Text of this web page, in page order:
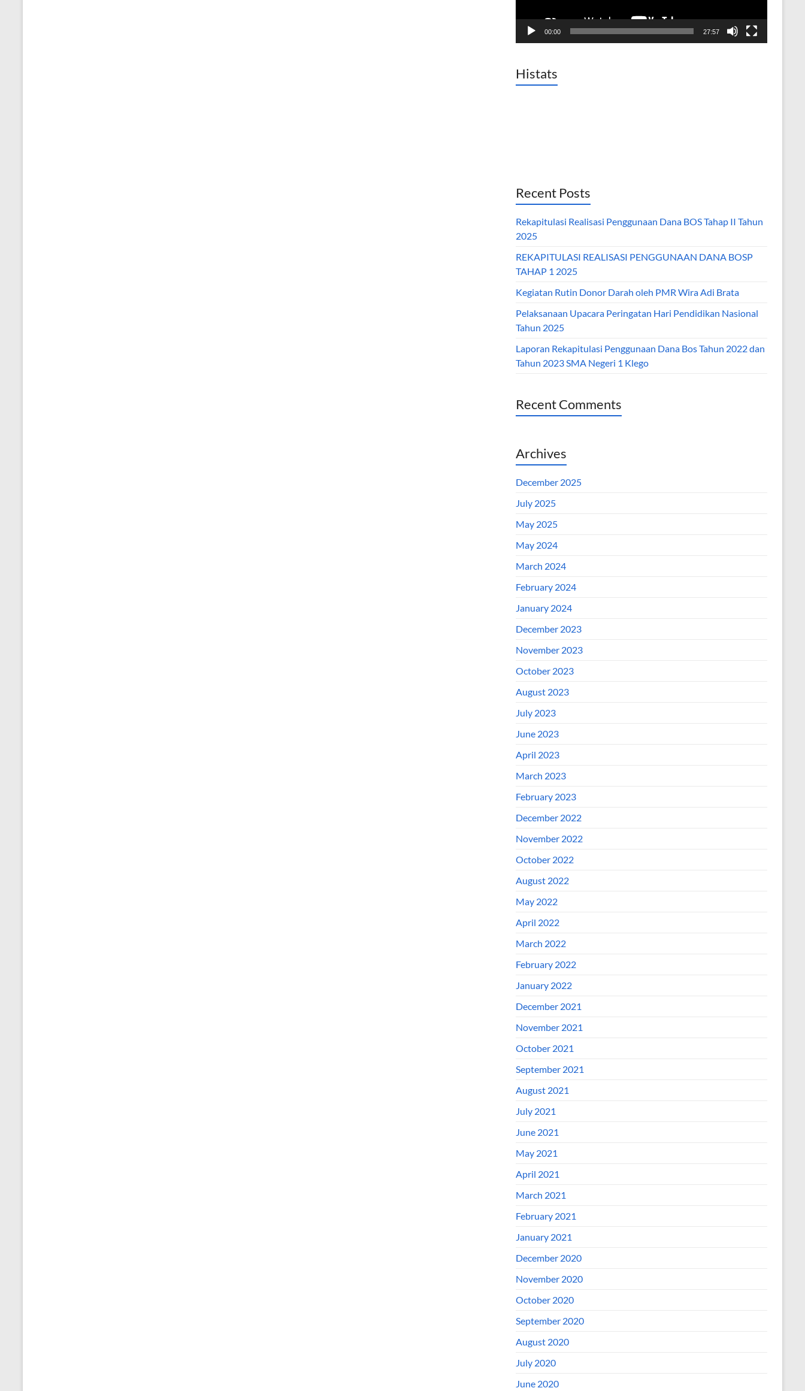
00:00 27:57
Histats
Recent Posts
Rekapitulasi Realisasi Penggunaan Dana BOS Tahap II Tahun
2025
REKAPITULASI REALISASI PENGGUNAAN DANA BOSP
TAHAP 1 2025
Kegiatan Rutin Donor Darah oleh PMR Wira Adi Brata
Pelaksanaan Upacara Peringatan Hari Pendidikan Nasional
Tahun 2025
Laporan Rekapitulasi Penggunaan Dana Bos Tahun 2022 dan
Tahun 2023 SMA Negeri 1 Klego
Recent Comments
Archives
December 2025
July 2025
May 2025
May 2024
March 2024
February 2024
January 2024
December 2023
November 2023
October 2023
August 2023
July 2023
June 2023
April 2023
March 2023
February 2023
December 2022
November 2022
October 2022
August 2022
May 2022
April 2022
March 2022
February 2022
January 2022
December 2021
November 2021
October 2021
September 2021
August 2021
July 2021
June 2021
May 2021
April 2021
March 2021
February 2021
January 2021
December 2020
November 2020
October 2020
September 2020
August 2020
July 2020
June 2020